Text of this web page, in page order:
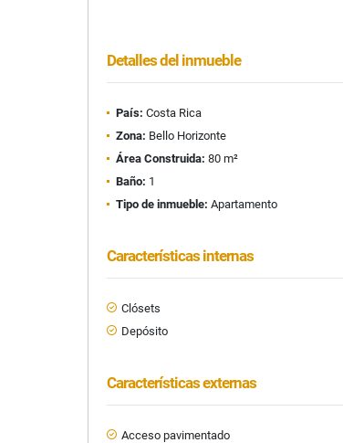
Detalles del inmueble
País: Costa Rica
Zona: Bello Horizonte
Área Construida: 80 m²
Baño: 1
Tipo de inmueble: Apartamento
Características internas
Clósets
Depósito
Características externas
Acceso pavimentado